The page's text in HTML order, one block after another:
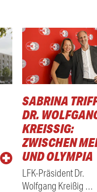
SABRINA
DR.
KREISSIG: Z
WISCHEN
ND OLYMPIA
LFK-Präsident Dr.
Wolfgang Kreißig …